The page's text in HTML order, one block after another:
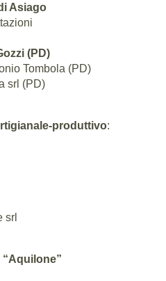
Asiago
(PD)
Tombola (PD)
srl (PD)
produttivo:
srl